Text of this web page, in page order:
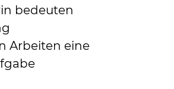
bedeuten
Arbeiten eine